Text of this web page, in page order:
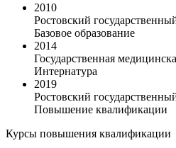
2010
Ростовский
Базовое образование
2014
Государственная
Интернатура
2019
Ростовский
Повышение квалификации
Курсы повышения квалификации